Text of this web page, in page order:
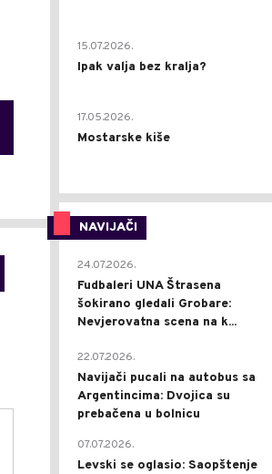
15.07.2026.
Ipak valja bez kralja?
17.05.2026.
Mostarske kiše
NAVIJAČI
24.07.2026.
Fudbaleri UNA Štrasena
šokirano gledali Grobare:
Nevjerovatna scena na k...
22.07.2026.
Navijači pucali na autobus sa
Argentincima: Dvojica su
prebačena u bolnicu
07.07.2026.
Levski se oglasio: Saopštenje